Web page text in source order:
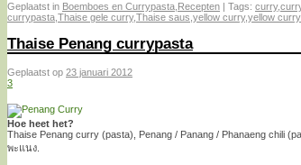
Geplaatst in Boemboes en Currypasta Recepten Tags: curry,
currypasta Thaise gele curry,Thaise saus yellow curry,yellow
Thaise Penang currypasta
Geplaatst op 23 januari 2012
3
Hoe heet het?
Thaise Penang curry (pasta), Penang / Panang / Phanaeng chili
พะแนง.